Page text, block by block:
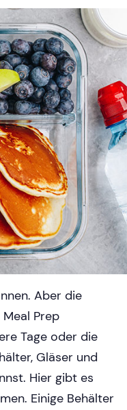
Aber die
Prep
Tage oder die
Gläser und
Hier gibt es
Einige Behälter